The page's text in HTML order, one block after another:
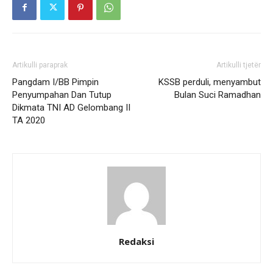
Artikulli paraprak
Pangdam I/BB Pimpin
Penyumpahan Dan Tutup
Dikmata TNI AD Gelombang II
TA 2020
Artikulli tjetër
KSSB perduli, menyambut
Bulan Suci Ramadhan
Redaksi